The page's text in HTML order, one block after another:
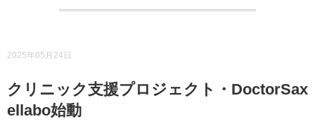
2025年05月24日
クリニック支援プロジェクト・DoctorSax
ellabo始動